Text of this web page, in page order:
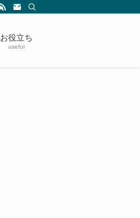
お役立ち
useful